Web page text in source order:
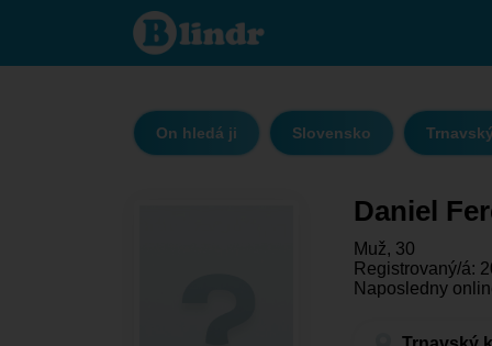
Daniel
Ferencz
- On
Biely
KostolOn hledá ji Slovensko
Daniel
Muž, 30
Registrovaný/á:
Naposledny